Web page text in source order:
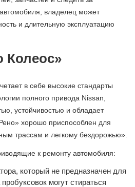
владелец может
и длительную эксплуатацию
Колеос»
в себе высокие стандарты
полного привода Nissan,
устойчивостью и обладает
хорошо приспособлен для
трассам и легкому бездорожью».
к ремонту автомобиля:
который не предназначен для
могут стираться